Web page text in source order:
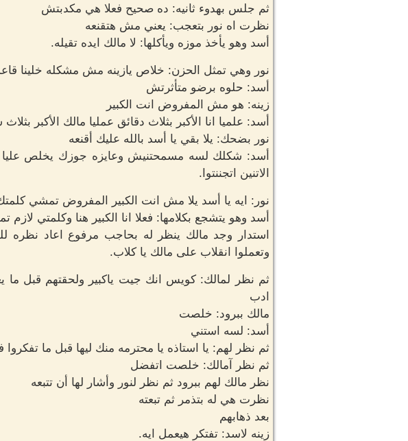
ثم جلس بهدوء ثانيه: ده صحيح فعلا هي مكدبتش
نظرت اه نور بتعجب: يعني مش هتقنعه
أسد وهو يأخذ موزه ويأكلها: لا مالك ايده تقيله.
نور وهي تمثل الحزن: خلاص يازينه مش مشكله خلينا
أسد: حلوه برضو متأثرتش
زينه: هو مش المفروض انت الكبير
أسد: علميا انا الأكبر بثلاث دقائق عمليا مالك الأكبر
نور بضحك: يلا بقي يا أسد بالله عليك أقنعه
أسد: شكلك لسه مسمحتنيش وعايزه جوزك يخلص عليا
الاتنين اتجننتوا.
نور: ايه يا أسد يلا مش انت الكبير المفروض تمشي
أسد وهو يتشجع بكلامها: فعلا انا الكبير هنا وكلمتي
استدار وجد مالك ينظر له بحاجب مرفوع اعاد نظره
وتعملوا انقلاب على مالك يا كلاب.
ثم نظر لمالك: كويس انك جيت ياكبير ولحقتهم قبل ما
ادب
مالك ببرود: خلصت
أسد: لسه استني
ثم نظر لهم: يا استاذه يا محترمه منك ليها قبل ما
ثم نظر آمالك: خلصت اتفضل
نظر مالك لهم ببرود ثم نظر لنور وأشار لها أن تتبعه
نظرت هي له بتذمر ثم تبعته
بعد ذهابهم
زينه لاسد: تفتكر هيعمل ايه.